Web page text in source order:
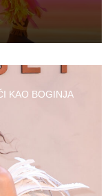
KAO BOGINJA